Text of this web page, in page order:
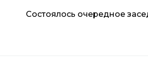
Состоялось очередное